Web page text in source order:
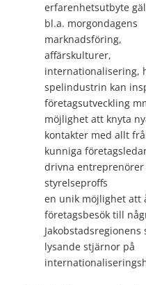
erfarenhetsutbyte
bl.a. morgondagens
marknadsföring,
affärskulturer,
internationalisering,
spelindustrin kan
företagsutveckling
möjlighet att knyta
kontakter med allt
kunniga
drivna entreprenörer
styrelseproffs
en unik möjlighet att
företagsbesök till
Jakobstadsregionens
lysande stjärnor på